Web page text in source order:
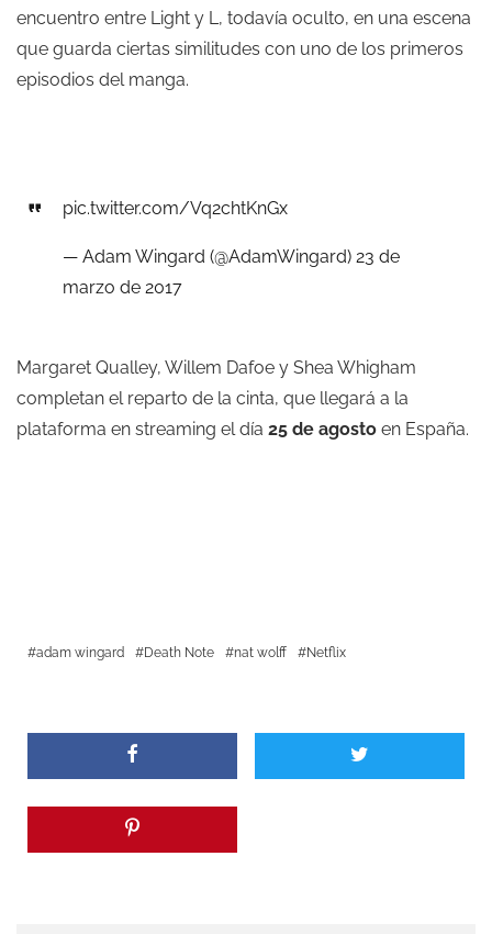
encuentro entre Light y L, todavía oculto, en una escena
que guarda ciertas similitudes con uno de los primeros
episodios del manga.
pic.twitter.com/Vq2chtKnGx
— Adam Wingard (@AdamWingard) 23 de
marzo de 2017
Margaret Qualley, Willem Dafoe y Shea Whigham
completan el reparto de la cinta, que llegará a la
plataforma en streaming el día 25 de agosto en España.
adam wingard Death Note nat wolff Netflix